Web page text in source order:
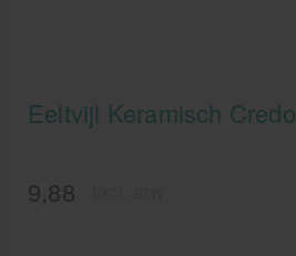
Eeltvijl Keramisch Credo
9,88